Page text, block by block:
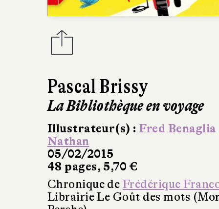
Pascal Brissy
La Bibliothèque en voyage
Illustrateur(s) : Fred Benaglia
Nathan
05/02/2015
48 pages, 5,70 €
Chronique de Frédérique
Librairie Le Goût des mots